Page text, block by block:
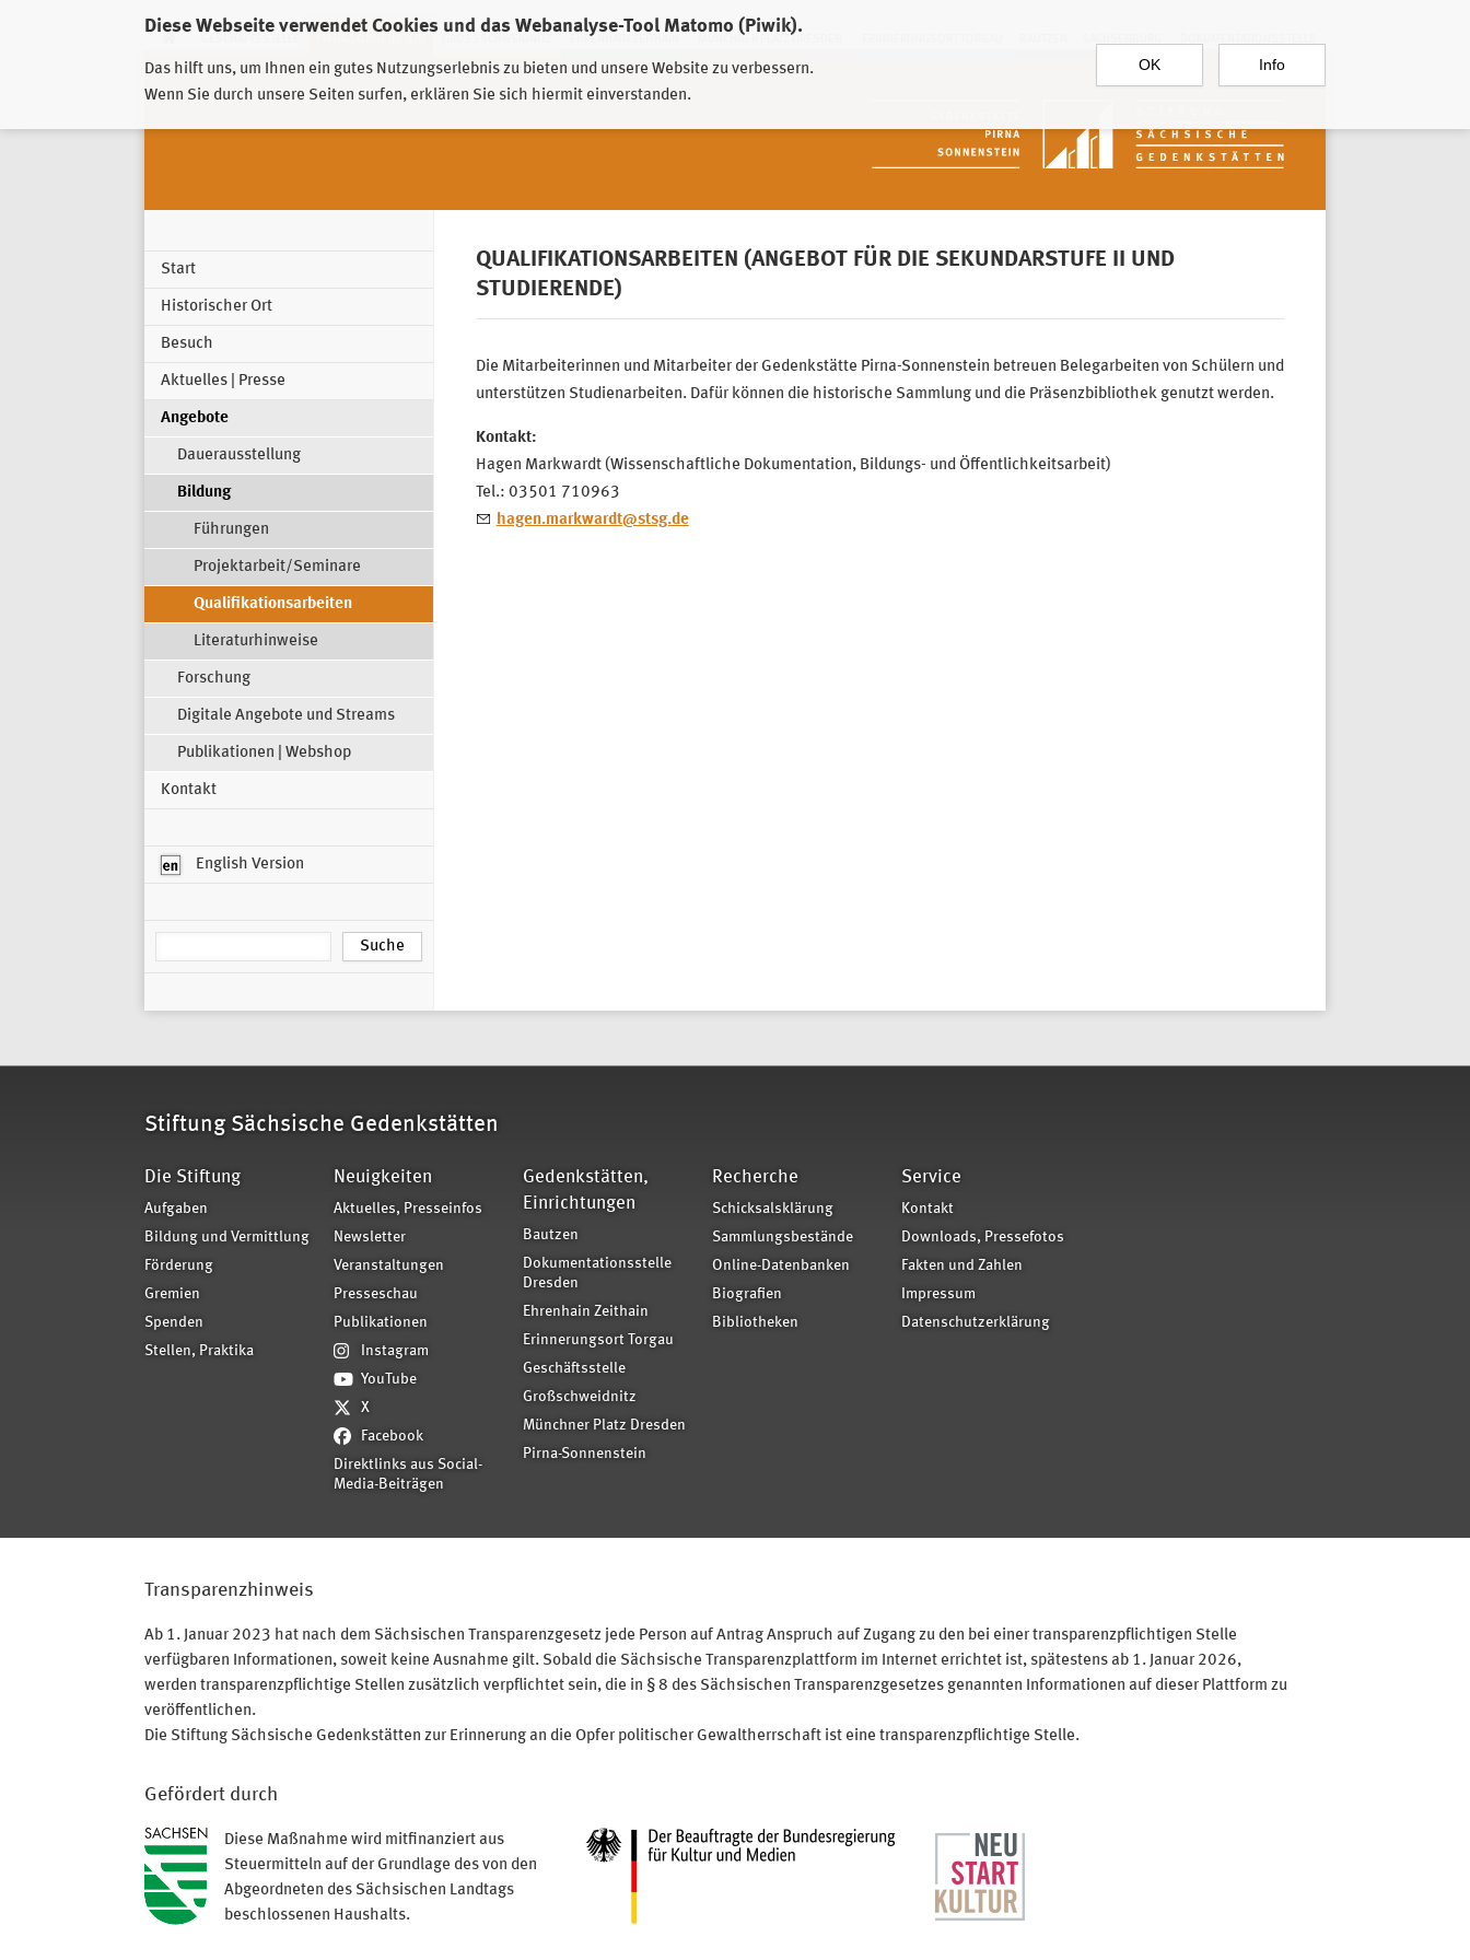
Diese Webseite verwendet Cookies und das Webanalyse-Tool Matomo (Piwik).
Das hilft uns, um Ihnen ein gutes Nutzungserlebnis zu bieten und unsere Website zu verbessern.
Wenn Sie durch unsere Seiten surfen, erklären Sie sich hiermit einverstanden.
OK Info
EHRENHAIN ZEITHAIN MÜNCHNER PLATZ DRESDEN
Start
Historischer Ort
Besuch
Aktuelles | Presse
Angebote
Dauerausstellung
Bildung
Führungen
Projektarbeit/Seminare
Qualifikationsarbeiten
Literaturhinweise
Forschung
Digitale Angebote und Streams
Publikationen | Webshop
Kontakt
English Version
QUALIFIKATIONSARBEITEN (ANGEBOT FÜR DIE SEKUNDARSTUFE II UND
STUDIERENDE)
Die Mitarbeiterinnen und Mitarbeiter der Gedenkstätte Pirna-Sonnenstein betreuen Belegarbeiten von Schülern und
unterstützen Studienarbeiten. Dafür können die historische Sammlung und die Präsenzbibliothek genutzt werden.
Kontakt:
Hagen Markwardt (Wissenschaftliche Dokumentation, Bildungs- und Öffentlichkeitsarbeit)
Tel.: 03501 710963
hagen.markwardt@stsg.de
Stiftung Sächsische Gedenkstätten
Die Stiftung
Aufgaben
Bildung und Vermittlung
Förderung
Gremien
Spenden
Stellen, Praktika
Neuigkeiten
Aktuelles, Presseinfos
Newsletter
Veranstaltungen
Presseschau
Publikationen
Instagram
YouTube
X
Facebook
Direktlinks aus Social-
Media-Beiträgen
Gedenkstätten,
Einrichtungen
Bautzen
Dokumentationsstelle
Dresden
Ehrenhain Zeithain
Erinnerungsort Torgau
Geschäftsstelle
Großschweidnitz
Münchner Platz Dresden
Pirna-Sonnenstein
Recherche
Schicksalsklärung
Sammlungsbestände
Online-Datenbanken
Biografien
Bibliotheken
Service
Kontakt
Downloads, Pressefotos
Fakten und Zahlen
Impressum
Datenschutzerklärung
Transparenzhinweis
Ab 1. Januar 2023 hat nach dem Sächsischen Transparenzgesetz jede Person auf Antrag Anspruch auf Zugang zu den bei einer transparenzpflichtigen Stelle
verfügbaren Informationen, soweit keine Ausnahme gilt. Sobald die Sächsische Transparenzplattform im Internet errichtet ist, spätestens ab 1. Januar 2026,
werden transparenzpflichtige Stellen zusätzlich verpflichtet sein, die in § 8 des Sächsischen Transparenzgesetzes genannten Informationen auf dieser Plattform zu
veröffentlichen.
Die Stiftung Sächsische Gedenkstätten zur Erinnerung an die Opfer politischer Gewaltherrschaft ist eine transparenzpflichtige Stelle.
Gefördert durch
Diese Maßnahme wird mitfinanziert aus
Steuermitteln auf der Grundlage des von den
Abgeordneten des Sächsischen Landtags
beschlossenen Haushalts.